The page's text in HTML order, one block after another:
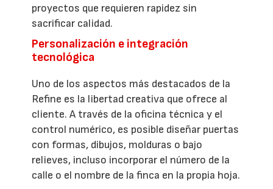
proyectos que requieren rapidez sin
sacrificar calidad.
Personalización e integración
tecnológica
Uno de los aspectos más destacados de la
Refine es la libertad creativa que ofrece al
cliente. A través de la oficina técnica y el
control numérico, es posible diseñar puertas
con formas, dibujos, molduras o bajo
relieves, incluso incorporar el número de la
calle o el nombre de la finca en la propia hoja.